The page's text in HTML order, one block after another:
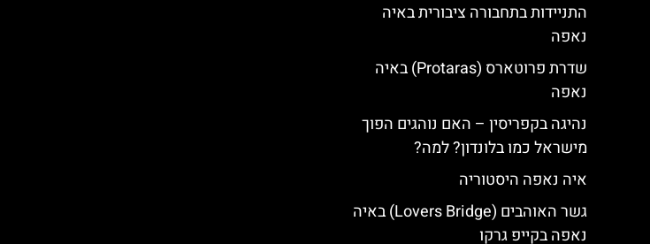
התניידות בתחבורה ציבורית באיה
נאפה
שדרת פרוטארס (Protaras) באיה
נאפה
נהיגה בקפריסין – האם נוהגים הפוך
מישראל כמו בלונדון? למה?
איה נאפה היסטוריה
גשר האוהבים (Lovers Bridge) באיה
נאפה בקייפ גרקו